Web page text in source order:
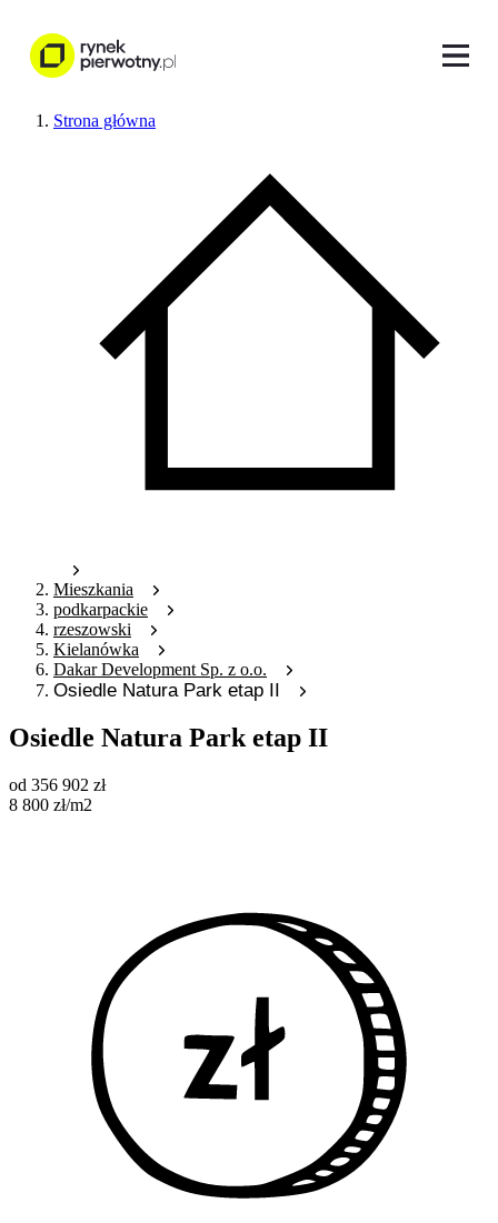
Strona główna
Mieszkania
podkarpackie
rzeszowski
Kielanówka
Dakar Development Sp. z o.o.
Osiedle Natura Park etap II
Osiedle Natura Park etap II
od 356 902 zł
8 800 zł/m2